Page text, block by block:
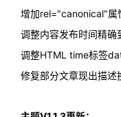
增加rel="canonical"属
调整内容发布时间精确
调整HTML time标签
修复部分文章现出描述